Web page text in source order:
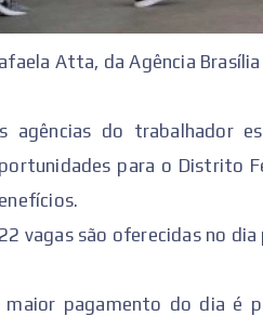
Atta, da Agência
agências do trabalhador
para o Distrito
vagas são oferecidas no
maior pagamento do dia é